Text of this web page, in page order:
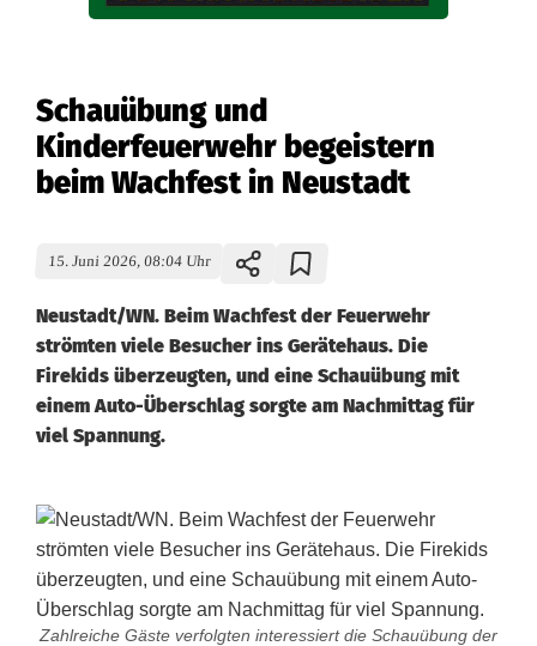
Schauübung und
Kinderfeuerwehr begeistern
beim Wachfest in Neustadt
15. Juni 2026, 08:04 Uhr
Neustadt/WN. Beim Wachfest der Feuerwehr
strömten viele Besucher ins Gerätehaus. Die
Firekids überzeugten, und eine Schauübung mit
einem Auto-Überschlag sorgte am Nachmittag für
viel Spannung.
Zahlreiche Gäste verfolgten interessiert die Schauübung der